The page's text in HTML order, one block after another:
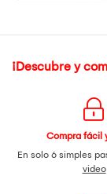
¡Descubre y
Compra fácil
En solo 6 simples
video